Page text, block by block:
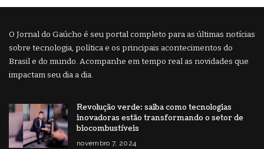
O Jornal do Gaúcho é seu portal completo para as últimas notícias
sobre tecnologia, política e os principais acontecimentos do
Brasil e do mundo. Acompanhe em tempo real as novidades que
impactam seu dia a dia.
Revolução verde: saiba como tecnologias
inovadoras estão transformando o setor de
biocombustíveis
novembro 7, 2024